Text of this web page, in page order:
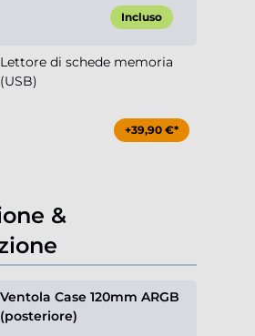
Incluso
Lettore di schede memoria
(USB)
+39,90 €*
&
Ventola Case 120mm ARGB
(posteriore)